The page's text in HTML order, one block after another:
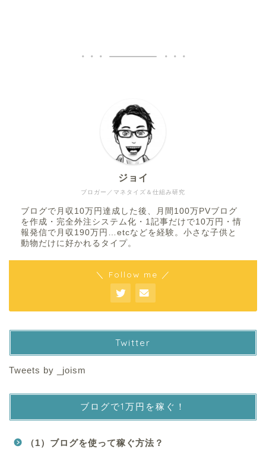
ブロガー／マネタイズ＆仕組み研究
ジョイ
ブログで月収10万円達成した後、月間100万PVブログ
を作成・完全外注システム化・1記事だけで10万円・情
報発信で月収190万円…etcなどを経験。小さな子供と
動物だけに好かれるタイプ。
＼ Follow me ／
Twitter
Tweets by _joism
ブログで1万円を稼ぐ！
（1）ブログを使って稼ぐ方法？